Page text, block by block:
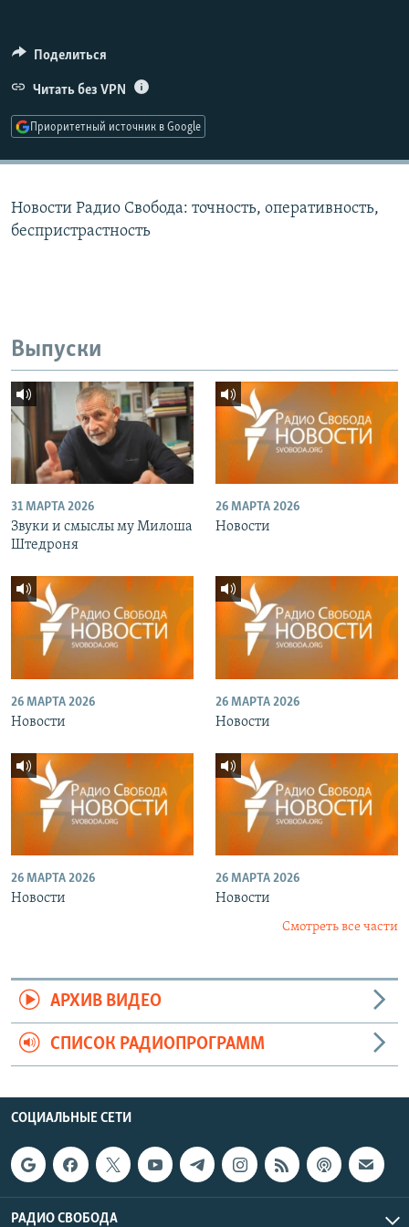
ПОДПИШИТЕСЬ НА РАССЫЛКУ
СОЦИАЛЬНЫЕ СЕТИ
Поделиться
Читать без VPN
Приоритетный источник в Google
Новости Радио Свобода: точность, оперативность,
беспристрастность
Выпуски
31 МАРТА 2026
Звуки и смыслы му Милоша
Штедроня
26 МАРТА 2026
Новости
26 МАРТА 2026
Новости
26 МАРТА 2026
Новости
26 МАРТА 2026
Новости
26 МАРТА 2026
Новости
Смотреть все части
АРХИВ ВИДЕО
СПИСОК РАДИОПРОГРАММ
СОЦИАЛЬНЫЕ СЕТИ
РАДИО СВОБОДА